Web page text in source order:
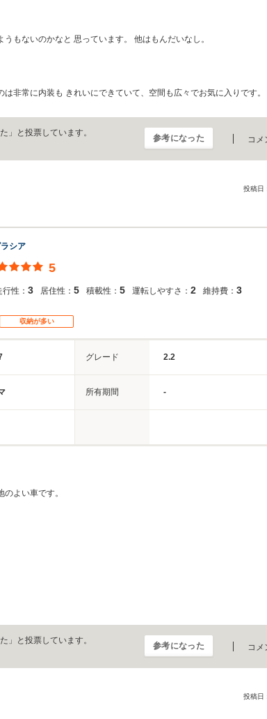
もないのかなと 思っています。 他はもんだいなし。
非常に内装も きれいにできていて、空間も広々でお気に入りです。
」と投票しています。
参考になった コメ
投稿日
シア
5
行性： 3 居住性： 5 積載性： 5 運転しやすさ： 2 維持費： 3
収納が多い
グレード 2.2
所有期間 -
よい車です。
」と投票しています。
参考になった コメ
投稿日